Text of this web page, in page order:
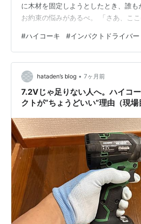
に木材を固定しようとしたとき、誰も
お約束の悩みがあるべ。 「さあ、こ
具との隙間が狭すぎて、手持ちの電動
ッドが壁にゴツゴツ当たっちまって
斜めに浮いじまいそうになったんだ
が斜めに浮くと見た目も悪ぃし、無理
ケートな木材の端っこ（木口）がペ
な。 そんなDIY現場…
#ハイコーキ #インパクトドライバー
hataden’s blog • 7ヶ月前
7.2Vじゃ足りない人へ。ハイコ
クトが“ちょうどいい”理由（現場